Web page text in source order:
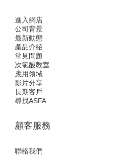
進入網店
公司背景
最新動態
產品介紹
常見問題
次氯酸教室
應用領域
影片分享
長期客戶
尋找ASFA
顧客服務
聯絡我們